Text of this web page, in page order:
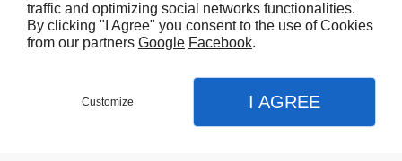
Contactez-nous
Mentions légales
Plan du site
traffic and optimizing social networks functionalities.
By clicking "I Agree" you consent to the use of Cookies
from our partners Google Facebook.
Customize I AGREE